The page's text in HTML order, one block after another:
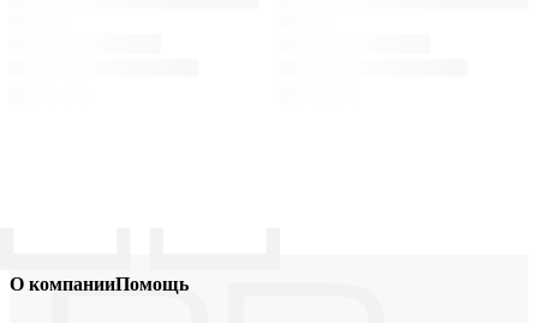
О компанииПомощь